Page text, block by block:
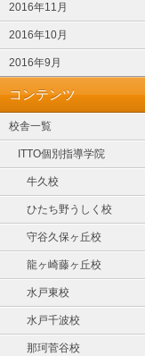
2016年11月
2016年10月
2016年9月
コンテンツ
校舎一覧
ITTO個別指導学院
牛久校
ひたち野うしく校
守谷久保ヶ丘校
龍ヶ崎藤ヶ丘校
水戸東校
水戸千波校
那珂菅谷校